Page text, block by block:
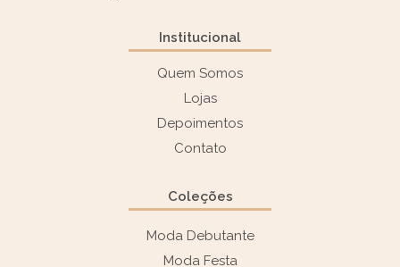
Institucional
Quem Somos
Lojas
Depoimentos
Contato
Coleções
Moda Debutante
Moda Festa